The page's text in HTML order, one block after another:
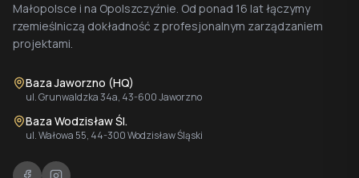
Małopolsce i na Opolszczyźnie. Od ponad 16 lat łączymy
rzemieślniczą dokładność z profesjonalnym zarządzaniem
projektami.
Baza Jaworzno (HQ)
ul. Grunwaldzka 34a, 43-600 Jaworzno
Baza Wodzisław Śl.
ul. Wałowa 55, 44-300 Wodzisław Śląski